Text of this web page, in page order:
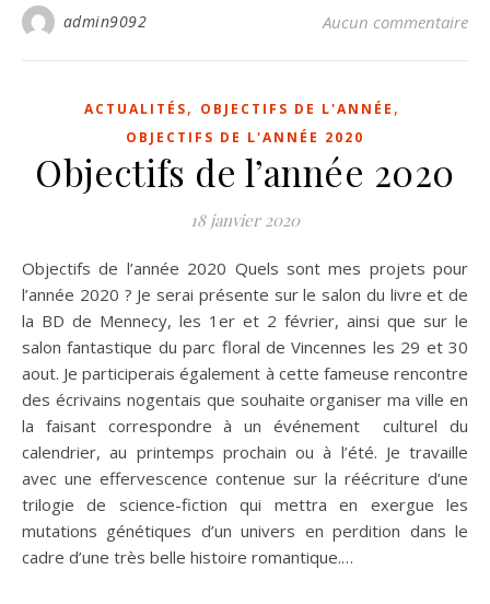
admin9092 Aucun commentaire
ACTUALITÉS, OBJECTIFS DE L'ANNÉE ,
OBJECTIFS DE L'ANNÉE 2020
Objectifs de l’année 2020
18 janvier 2020
Objectifs de l’année 2020 Quels sont mes projets pour
l’année 2020 ? Je serai présente sur le salon du livre et de
la BD de Mennecy, les 1er et 2 février, ainsi que sur le
salon fantastique du parc floral de Vincennes les 29 et 30
aout. Je participerais également à cette fameuse rencontre
des écrivains nogentais que souhaite organiser ma ville en
la faisant correspondre à un événement culturel du
calendrier, au printemps prochain ou à l’été. Je travaille
avec une effervescence contenue sur la réécriture d’une
trilogie de science-fiction qui mettra en exergue les
mutations génétiques d’un univers en perdition dans le
cadre d’une très belle histoire romantique.…